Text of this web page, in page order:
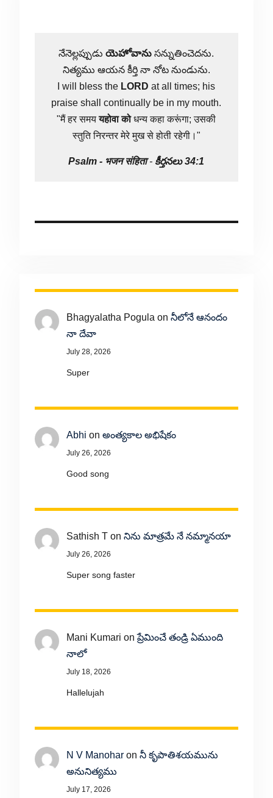
నేనెల్లప్పుడుయెహోవాను సన్నుతించెదను.
నిత్యము ఆయన కీర్తి నా నోట నుండును.
I will bless the LORD at all times; his
praise shall continually be in my mouth.
"मैं हर समययहोवा कोधन्य कहा करूंगा; उसकी
स्तुति निरन्तर मेरे मुख से होती रहेगी।"
Psalm - भजन संहिता- కీర్తనలు 34:1
Bhagyalatha Pogula on నీలోనే ఆనందం
నా దేవా
July 28, 2026
Super
Abhi on అంత్యకాల అభిషేకం
July 26, 2026
Good song
Sathish Ton నిను మాత్రమే నే నమ్మానయా
July 26, 2026
Super song faster
Mani Kumari onప్రేమించే తండ్రి ఏముంది
నాలో
July 18, 2026
Hallelujah
N V Manoharon నీ కృపాతిశయమును
అనునిత్యము
July 17, 2026